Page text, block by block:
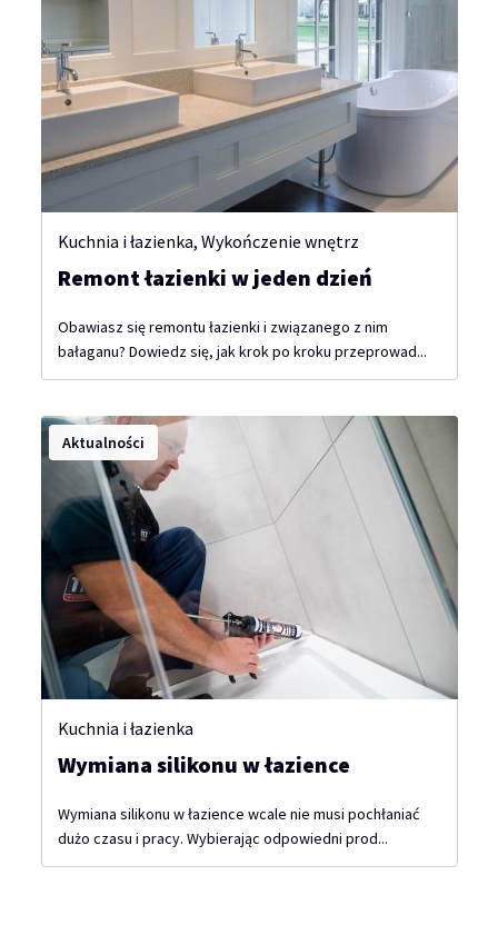
Kuchnia i łazienka, Wykończenie wnętrz
Remont łazienki w jeden dzień
Obawiasz się remontu łazienki i związanego z nim
bałaganu? Dowiedz się, jak krok po kroku przeprowad...
Aktualności
Kuchnia i łazienka
Wymiana silikonu w łazience
Wymiana silikonu w łazience wcale nie musi pochłaniać
dużo czasu i pracy. Wybierając odpowiedni prod...